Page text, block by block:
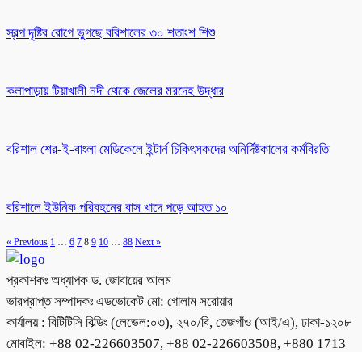
স্বল্প দৃষ্টির রোগে ভুগছে বরিশালের ৩০ শতাংশ শিশু
কলাপাড়ায় টিয়াখালী নদী থেকে জেলের মরদেহ উদ্ধার
বরিশাল শের-ই-বাংলা মেডিকেলে ইন্টার্ন চিকিৎসকদের অনির্দিষ্টকালের কর্মবিরতি
বরিশালে ইউনিক পরিবহনের বাস খাদে পড়ে আহত ১০
« Previous 1 6 7 8 9 10 88 Next »
প্রকাশকঃ অধ্যাপক ড. জোবায়ের আলম
ভারপ্রাপ্ত সম্পাদকঃ এডভোকেট মো: গোলাম সরোয়ার
কার্যালয় : বিটিটিসি বিল্ডিং (লেভেল:০৩), ২৭০/বি, তেজগাঁও (আই/এ), ঢাকা-১২০৮
মোবাইল: +88 02-226603507, +88 02-226603508, +880 1713